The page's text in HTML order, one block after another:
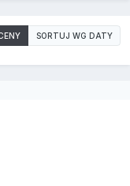
SORTUJ WG DATY